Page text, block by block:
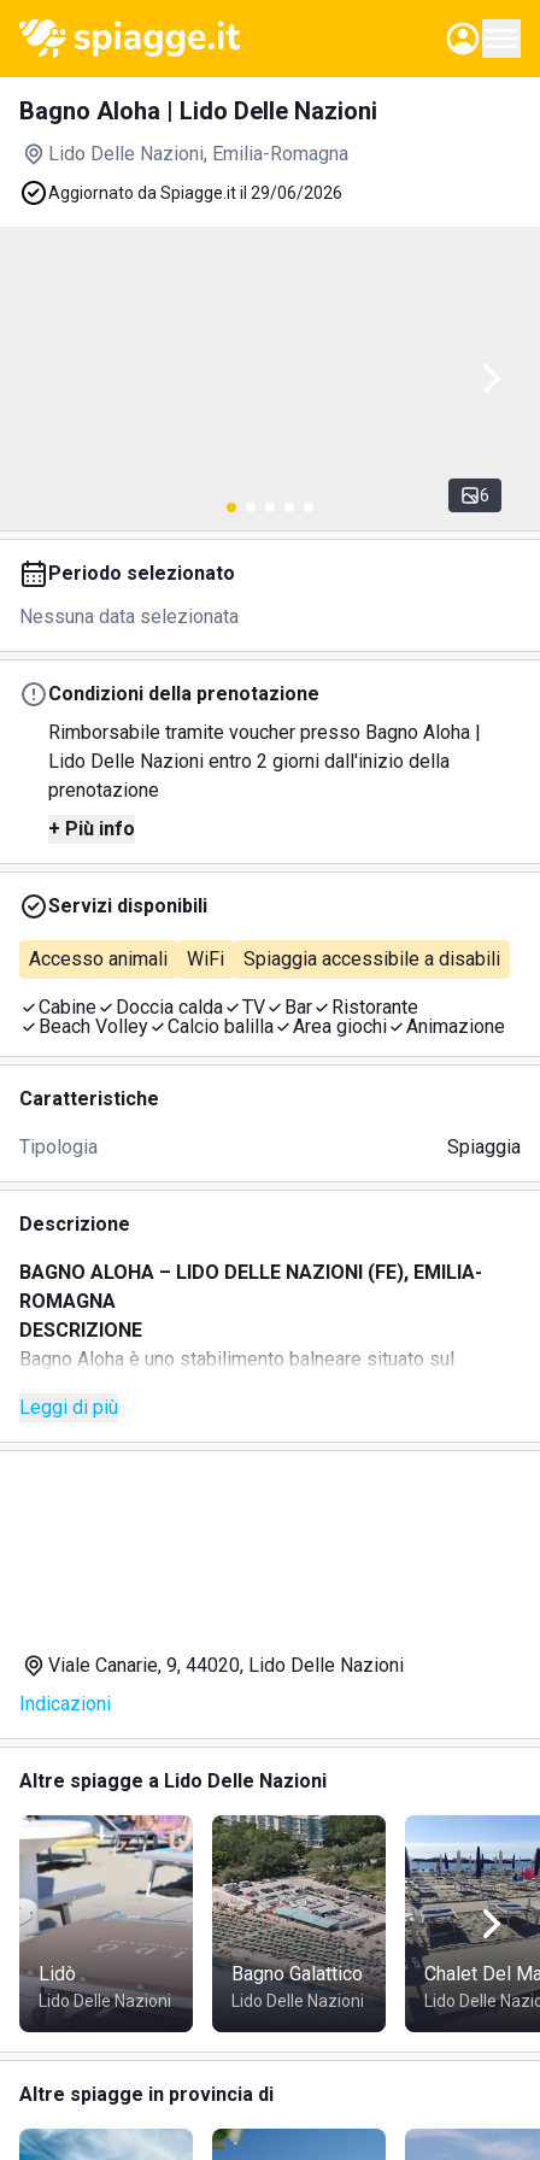
Bagno Aloha | Lido Delle Nazioni
Lido Delle Nazioni, Emilia-Romagna
Aggiornato da Spiagge.it il 29/06/2026
6
Periodo selezionato
Nessuna data selezionata
Condizioni della prenotazione
Rimborsabile tramite voucher presso Bagno Aloha |
Lido Delle Nazioni entro 2 giorni dall'inizio della
prenotazione
+ Più info
Servizi disponibili
Accesso animali WiFi Spiaggia accessibile a disabili
Cabine Doccia calda TV Bar
Ristorante
Beach Volley
Calcio balilla Area giochi Animazione
Caratteristiche
Tipologia Spiaggia
Descrizione
BAGNO ALOHA – LIDO DELLE NAZIONI (FE), EMILIA-
ROMAGNA
DESCRIZIONE
Bagno Aloha è uno stabilimento balneare situato sul
attrezzata e servizi pensati per famiglie, coppie e gruppi di
amici.
Ombrelloni
Lettini
Zona lounge
Accesso animali
Doccia calda
Wi-Fi
TV
Spiaggia accessibile a disabili
Servizio bar sotto l’ombrellone
Beach volley
Calcio balilla
Beach tennis
Animazione
Area giochi
Infermeria
RISTORAZIONE
Leggi di più
Viale Canarie, 9, 44020, Lido Delle Nazioni
Indicazioni
Altre spiagge a Lido Delle Nazioni
Lidò
Lido Delle Nazioni
Bagno Galattico
Lido Delle Nazioni
Chalet Del
Lido Delle
Altre spiagge in provincia di